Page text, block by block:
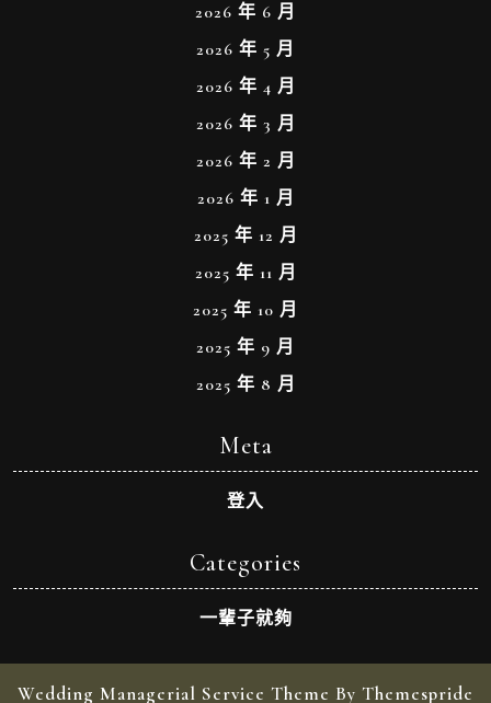
2026 年 6 月
2026 年 5 月
2026 年 4 月
2026 年 3 月
2026 年 2 月
2026 年 1 月
2025 年 12 月
2025 年 11 月
2025 年 10 月
2025 年 9 月
2025 年 8 月
Meta
登入
Categories
一輩子就夠
Wedding Managerial Service Theme By Themespride